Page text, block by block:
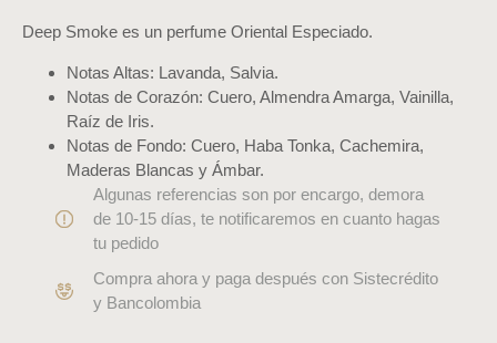
Deep Smoke es un perfume Oriental Especiado.
Notas Altas: Lavanda, Salvia.
Notas de Corazón: Cuero, Almendra Amarga, Vainilla,
Raíz de Iris.
Notas de Fondo: Cuero, Haba Tonka, Cachemira,
Maderas Blancas y Ámbar.
Algunas referencias son por encargo, demora
de 10-15 días, te notificaremos en cuanto hagas
tu pedido
Compra ahora y paga después con Sistecrédito
y Bancolombia